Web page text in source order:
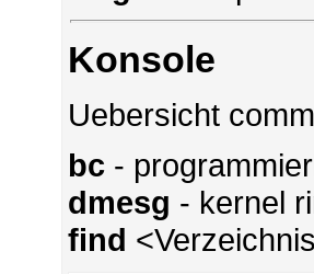
Konsole
Uebersicht
bc -
dmesg - kernel
find